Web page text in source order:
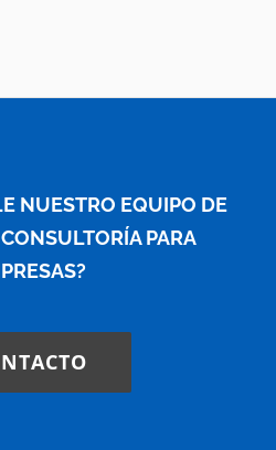
NUESTRO EQUIPO DE
PARA